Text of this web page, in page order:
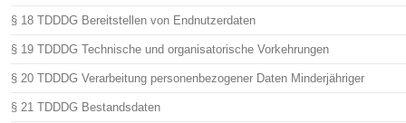
§ 18 TDDDG Bereitstellen von Endnutzerdaten
§ 19 TDDDG Technische und organisatorische Vorkehrungen
§ 20 TDDDG Verarbeitung personenbezogener Daten Minderjähriger
§ 21 TDDDG Bestandsdaten